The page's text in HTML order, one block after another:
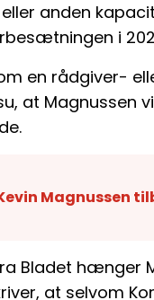
anden
i
en rådgiver-
at Magnussen
Magnussen
Bladet hænger
at selvom